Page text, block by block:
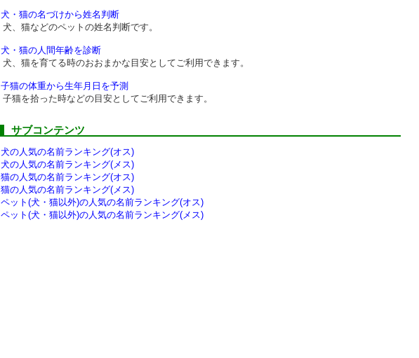
犬・猫の名づけから姓名判断
犬、猫などのペットの姓名判断です。
犬・猫の人間年齢を診断
犬、猫を育てる時のおおまかな目安としてご利用できます。
子猫の体重から生年月日を予測
子猫を拾った時などの目安としてご利用できます。
サブコンテンツ
犬の人気の名前ランキング(オス)
犬の人気の名前ランキング(メス)
猫の人気の名前ランキング(オス)
猫の人気の名前ランキング(メス)
ペット(犬・猫以外)の人気の名前ランキング(オス)
ペット(犬・猫以外)の人気の名前ランキング(メス)